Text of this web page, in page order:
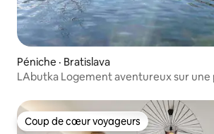
Péniche · Bratislava
LAbutka Logement aventureux sur une
Coup de cœur voyageurs
Coup de cœur voyageurs